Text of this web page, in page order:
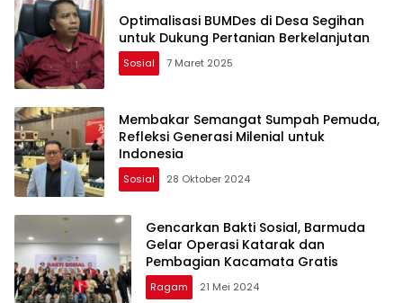
Optimalisasi BUMDes di Desa Segihan
untuk Dukung Pertanian Berkelanjutan
Sosial 7 Maret 2025
Membakar Semangat Sumpah Pemuda,
Refleksi Generasi Milenial untuk
Indonesia
Sosial 28 Oktober 2024
Gencarkan Bakti Sosial, Barmuda
Gelar Operasi Katarak dan
Pembagian Kacamata Gratis
Ragam 21 Mei 2024